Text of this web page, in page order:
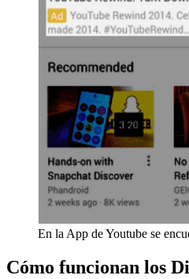
En la App de Youtube se
Cómo funcionan los